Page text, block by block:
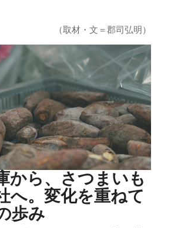
（取材・文＝郡司弘明）
から、さつまいも
へ。変化を重ねて
歩み